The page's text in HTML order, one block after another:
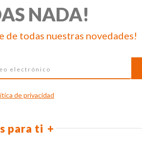
NADA!
de todas nuestras novedades!
de privacidad
para ti